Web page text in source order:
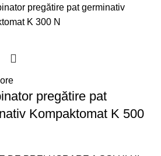
pregătire pat
Kompaktomat K 500